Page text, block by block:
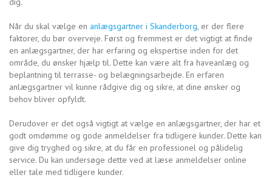
Når du skal vælge en anlægsgartner i Skanderborg, er der flere
faktorer, du bør overveje. Først og fremmest er det vigtigt at finde
en anlægsgartner, der har erfaring og ekspertise inden for det
område, du ønsker hjælp til. Dette kan være alt fra haveanlæg og
beplantning til terrasse- og belægningsarbejde. En erfaren
anlægsgartner vil kunne rådgive dig og sikre, at dine ønsker og
behov bliver opfyldt.
Derudover er det også vigtigt at vælge en anlægsgartner, der har et
godt omdømme og gode anmeldelser fra tidligere kunder. Dette kan
give dig tryghed og sikre, at du får en professionel og pålidelig
service. Du kan undersøge dette ved at læse anmeldelser online
eller tale med tidligere kunder.